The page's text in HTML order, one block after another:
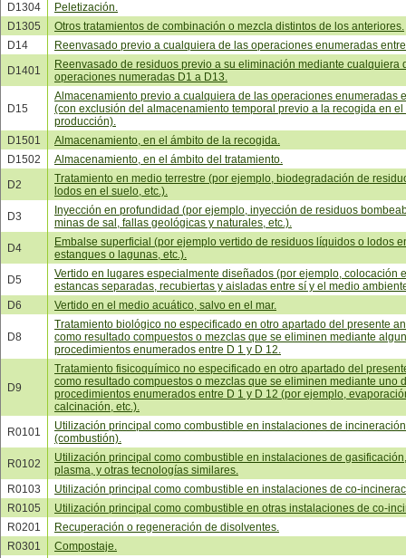
D1304
Peletización.
D1305
Otros tratamientos de combinación o mezcla distintos de los anteriores.
D14
Reenvasado previo a cualquiera de las operaciones enumeradas
D1401
Reenvasado de residuos previo a su eliminación mediante cualquiera
operaciones numeradas D1 a D13.
D15
Almacenamiento previo a cualquiera de las operaciones enumeradas
(con exclusión del almacenamiento temporal previo a la recogida en
producción).
D1501
Almacenamiento, en el ámbito de la recogida.
D1502
Almacenamiento, en el ámbito del tratamiento.
D2
Tratamiento en medio terrestre (por ejemplo, biodegradación de
lodos en el suelo, etc.).
D3
Inyección en profundidad (por ejemplo, inyección de residuos
minas de sal, fallas geológicas y naturales, etc.).
D4
Embalse superficial (por ejemplo vertido de residuos líquidos o lodos
estanques o lagunas, etc.).
D5
Vertido en lugares especialmente diseñados (por ejemplo, colocación
estancas separadas, recubiertas y aisladas entre sí y el medio
D6
Vertido en el medio acuático, salvo en el mar.
D8
Tratamiento biológico no especificado en otro apartado del presente
como resultado compuestos o mezclas que se eliminen mediante
procedimientos enumerados entre D 1 y D 12.
D9
Tratamiento fisicoquímico no especificado en otro apartado del
como resultado compuestos o mezclas que se eliminen mediante uno
procedimientos enumerados entre D 1 y D 12 (por ejemplo,
calcinación, etc.).
R0101
Utilización principal como combustible en instalaciones de
(combustión).
R0102
Utilización principal como combustible en instalaciones de
plasma, y otras tecnologías similares.
R0103
Utilización principal como combustible en instalaciones de co-
R0105
Utilización principal como combustible en otras instalaciones de co-
R0201
Recuperación o regeneración de disolventes.
R0301
Compostaje.